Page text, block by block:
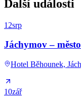
Další události
12srp
Jáchymov –
Hotel Běhounek,
10zář